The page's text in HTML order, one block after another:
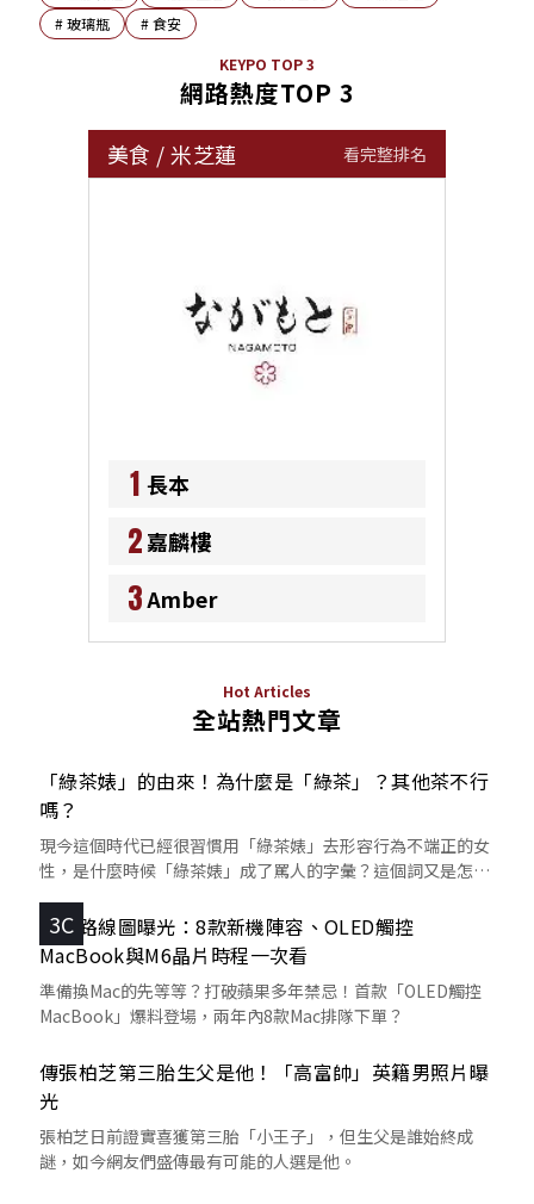
#玻璃瓶 #食安
KEYPO TOP 3
網路熱度TOP 3
美食 /米芝蓮 看完整排名
1 長本
2嘉麟樓
3Amber
Hot Articles
全站熱門文章
「綠茶婊」的由來！為什麼是「綠茶」？其他茶不行
嗎？
現今這個時代已經很習慣用「綠茶婊」去形容行為不端正的女
性，是什麼時候「綠茶婊」成了罵人的字彙？這個詞又是怎麼
3C
蘋果路線圖曝光：8款新機陣容、OLED觸控
MacBook與M6晶片時程一次看
準備換Mac的先等等？打破蘋果多年禁忌！首款「OLED觸控
MacBook」爆料登場，兩年內8款Mac排隊下單？
傳張柏芝第三胎生父是他！「高富帥」英籍男照片曝
光
張柏芝日前證實喜獲第三胎「小王子」，但生父是誰始終成
謎，如今網友們盛傳最有可能的人選是他。